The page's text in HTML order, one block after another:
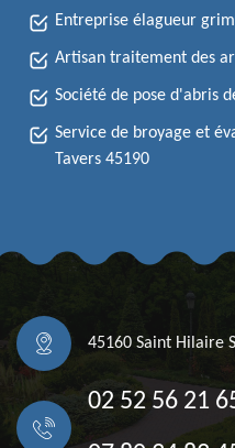
Entreprise élagueur
Artisan traitement des
Société de pose d'abris
Service de broyage et
Tavers 45190
45160 Saint Hilaire
02 52 56 21